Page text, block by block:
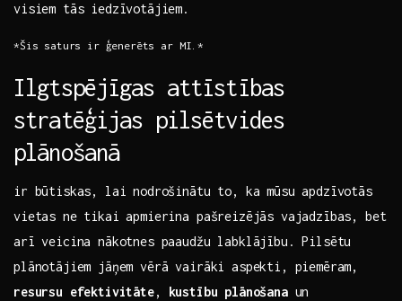
visiem tās iedzīvotājiem.
*Šis saturs ir ģenerēts ar MI.*
Ilgtspējīgas attīstības
stratēģijas pilsētvides
plānošanā
ir būtiskas, lai nodrošinātu to, ka mūsu apdzīvotās
vietas ‍ne tikai apmierina pašreizējās vajadzības, bet
arī veicina nākotnes paaudžu labklājību. Pilsētu​
plānotājiem jāņem vērā vairāki aspekti, ‍piemēram,
resursu efektivitāte, kustību plānošanaun ​